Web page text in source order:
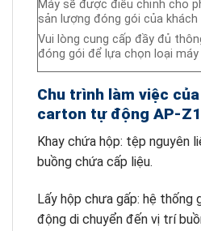
Máy sẽ được điều chỉnh cho
sản lượng đóng gói của khách
Vui lòng cung cấp đầy đủ
đóng gói để lựa chọn loại máy
Chu trình làm việc
carton tự động AP-
Khay chứa hộp: tệp nguyên
buồng chứa cấp liệu.
Lấy hộp chưa gấp: hệ
động di chuyển đến vị trí